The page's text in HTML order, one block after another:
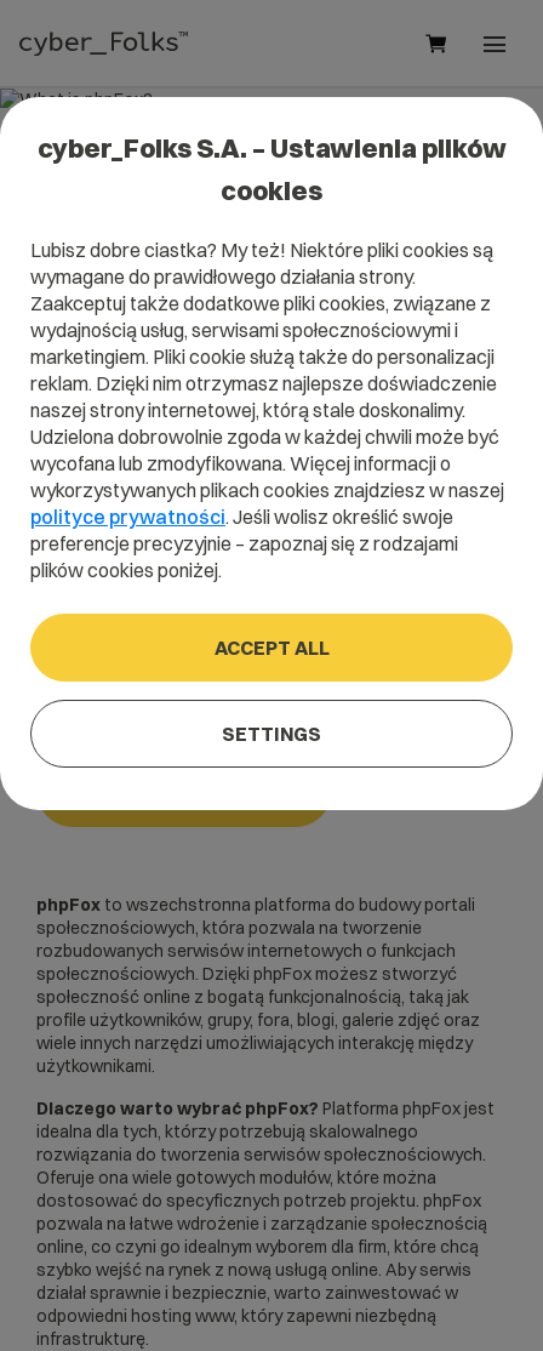
What is phpFox?
It will help you better understand what exactly it isphpFox
and what is the meaning to you in everyday use.
A B C D E F G H
I
J
K L M N O P Q
R
S
T U V W X Y Z
Home/Dictionary/CMSy i inne skrypty/phpFox
phpFox
phpFox to wszechstronna platforma do budowy portali
społecznościowych, która pozwala na tworzenie
rozbudowanych serwisów internetowych o funkcjach
społecznościowych. Dzięki phpFox możesz stworzyć
społeczność online z bogatą funkcjonalnością, taką jak
profile użytkowników, grupy, fora, blogi, galerie zdjęć oraz
wiele innych narzędzi umożliwiających interakcję między
użytkownikami.
Dlaczego warto wybrać phpFox? Platforma phpFox jest
idealna dla tych, którzy potrzebują skalowalnego
rozwiązania do tworzenia serwisów społecznościowych.
Oferuje ona wiele gotowych modułów, które można
dostosować do specyficznych potrzeb projektu. phpFox
pozwala na łatwe wdrożenie i zarządzanie społecznością
online, co czyni go idealnym wyborem dla firm, które chcą
szybko wejść na rynek z nową usługą online. Aby serwis
działał sprawnie i bezpiecznie, warto zainwestować w
odpowiedni hosting www, który zapewni niezbędną
infrastrukturę.
cyber_Folks S.A. – Ustawienia plików
cookies
Lubisz dobre ciastka? My też! Niektóre pliki cookies są
wymagane do prawidłowego działania strony.
Zaakceptuj także dodatkowe pliki cookies, związane z
wydajnością usług, serwisami społecznościowymi i
marketingiem. Pliki cookie służą także do personalizacji
reklam. Dzięki nim otrzymasz najlepsze doświadczenie
naszej strony internetowej, którą stale doskonalimy.
Udzielona dobrowolnie zgoda w każdej chwili może być
wycofana lub zmodyfikowana. Więcej informacji o
wykorzystywanych plikach cookies znajdziesz w naszej
polityce prywatności. Jeśli wolisz określić swoje
preferencje precyzyjnie – zapoznaj się z rodzajami
plików cookies poniżej.
ACCEPT ALL
SETTINGS